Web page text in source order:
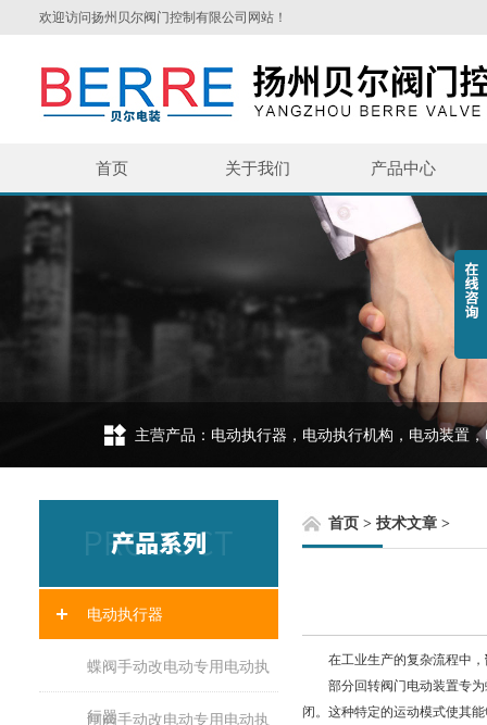
欢迎访问扬州贝尔阀门控制有限公司网站！
首页 关于我们 产品中心
主营产品：电动执行器，电动执行机构，电动装置
电动执行器
蝶阀手动改电动专用电动执
行器
闸阀手动改电动专用电动执
首页> 技术文章>
在工业生产的复杂流程中，
部分回转阀门电动装置专为
闭。这种特定的运动模式使其